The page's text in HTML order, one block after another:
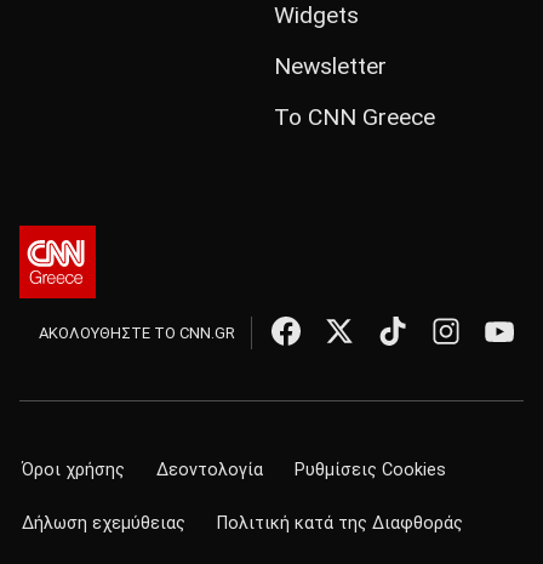
Widgets
Newsletter
Το CNN Greece
ΑΚΟΛΟΥΘΗΣΤΕ ΤΟ CNN.GR
Όροι χρήσης Δεοντολογία Ρυθμίσεις Cookies
Δήλωση εχεμύθειας Πολιτική κατά της Διαφθοράς